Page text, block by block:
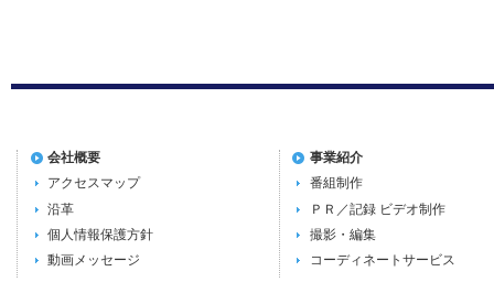
会社概要
アクセスマップ
沿革
個人情報保護方針
動画メッセージ
事業紹介
番組制作
ＰＲ／記録 ビデオ制作
撮影・編集
コーディネートサービス